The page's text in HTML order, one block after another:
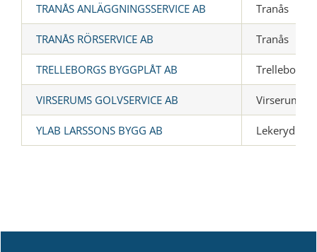
TRANÅS ANLÄGGNINGSSERVICE AB Tranås
TRANÅS RÖRSERVICE AB Tranås
TRELLEBORGS BYGGPLÅT AB Trelleborg
VIRSERUMS GOLVSERVICE AB Virserum
YLAB LARSSONS BYGG AB Lekeryd